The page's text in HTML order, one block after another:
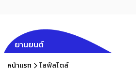
ยานยนต์
หน้าแรก ไลฟ์สไตล์